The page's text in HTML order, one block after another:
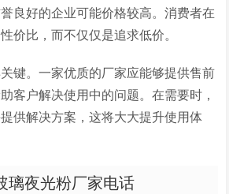
良好的企业可能价格较高。消费者在
价比，而不仅仅是追求低价。
键。一家优质的厂家应能够提供售前
客户解决使用中的问题。在需要时，
供解决方案，这将大大提升使用体
璃夜光粉厂家电话